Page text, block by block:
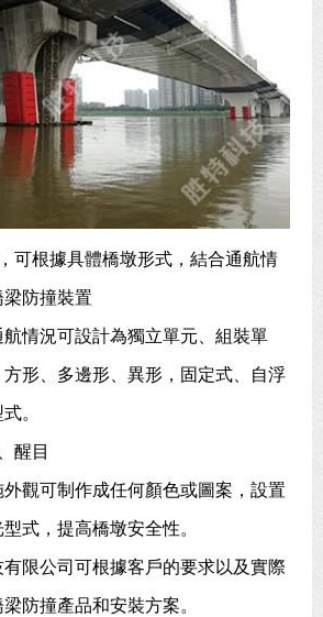
可根據具體橋墩形式，結合通航情
防撞裝置
情況可設計為獨立單元、組裝單
形、多邊形、異形，固定式、自浮
。
醒目
觀可制作成任何顏色或圖案，設置
式，提高橋墩安全性。
限公司可根據客戶的要求以及實際
防撞產品和安裝方案。